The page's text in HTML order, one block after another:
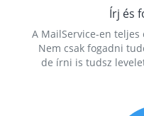
Írj és
A MailService-en
Nem csak fogadni
de írni is tudsz